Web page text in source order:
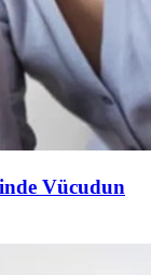
Vücudun